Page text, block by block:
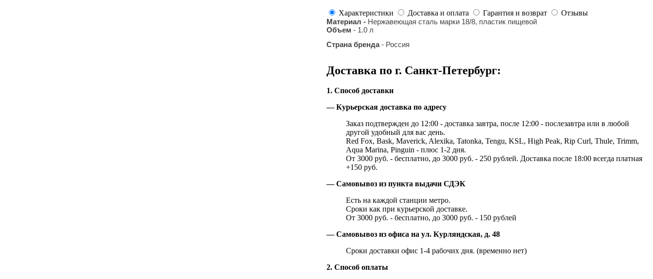
Характеристики Доставка и оплата Гарантия и возврат
Отзывы
Материал - Нержавеющая сталь марки 18/8, пластик пищевой
Объем - 1.0 л
Страна бренда- Россия
Доставка по г. Санкт-Петербург:
1. Способ доставки
— Курьерская доставка по адресу
Заказ подтвержден до 12:00 - доставка завтра, после 12:00 - послезавтра или в любой
другой удобный для вас день.
Red Fox, Bask, Maverick, Alexika, Tatonka, Tengu, KSL, High Peak, Rip Curl, Thule, Trimm,
Aqua Marina, Pinguin - плюс 1-2 дня.
От 3000 руб. - бесплатно, до 3000 руб. - 250 рублей. Доставка после 18:00 всегда платная
+150 руб.
— Самовывоз из пункта выдачи СДЭК
Есть на каждой станции метро.
Сроки как при курьерской доставке.
От 3000 руб. - бесплатно, до 3000 руб. - 150 рублей
— Самовывоз из офиса на ул. Курляндская, д. 48
Сроки доставки офис 1-4 рабочих дня. (временно нет)
2. Способ оплаты